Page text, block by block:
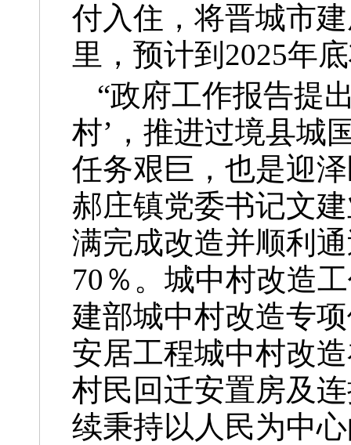
付入住，将晋城市
里，预计到2025年
“政府工作报告提
村’，推进过境县城
任务艰巨，也是迎
郝庄镇党委书记文
满完成改造并顺利
70％。城中村改造
建部城中村改造专
安居工程城中村改
村民回迁安置房及
续秉持以人民为中